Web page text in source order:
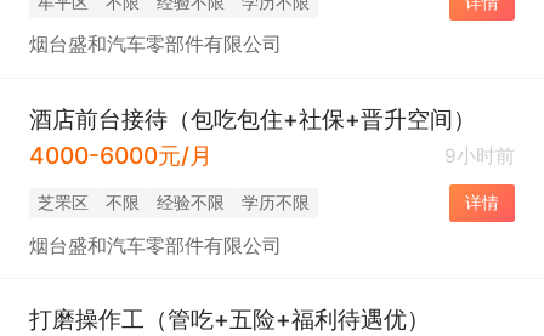
烟台盛和汽车零部件有限公司
酒店前台接待（包吃包住+社保+晋升空间）
4000-6000元/月
9小时前
芝罘区 不限 经验不限 学历不限 详情
烟台盛和汽车零部件有限公司
打磨操作工（管吃+五险+福利待遇优）